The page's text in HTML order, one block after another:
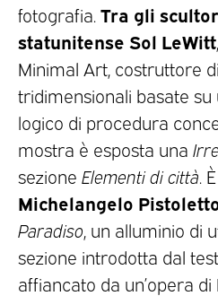
fotografia. Tra gli
statunitense Sol LeWitt
Minimal Art, costruttore
tridimensionali basate
logico di procedura
mostra è esposta una
sezione Elementi di città .
Michelangelo
Paradiso , un alluminio di
sezione introdotta dal
affiancato da un’opera di